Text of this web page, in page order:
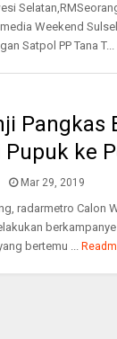
Weekend
Satpol PP Tana T...
Pangkas
ke
Mar 29, 2019
radarmetro Calon
bertemu ...